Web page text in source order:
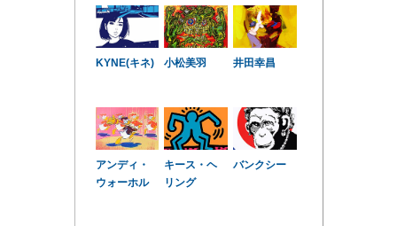
KYNE(キネ) 小松美羽 井田幸昌
アンディ・
ウォーホル
キース・ヘ
リング
バンクシー